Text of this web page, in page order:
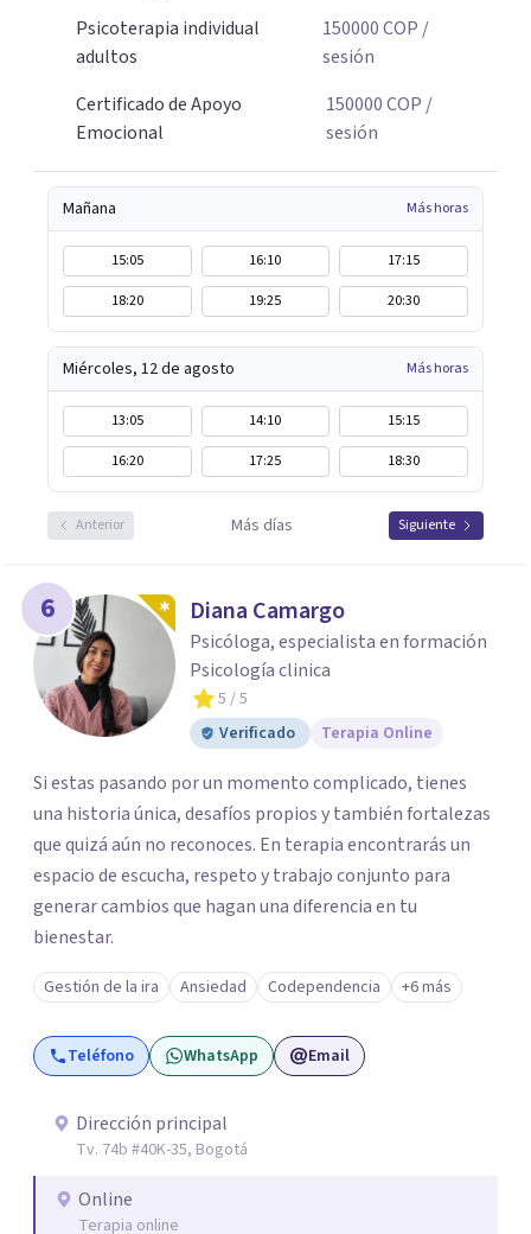
Psicoterapia individual
adultos
150000COP /
sesión
Certificado de Apoyo
Emocional
150000COP /
sesión
Mañana Más horas
15:05 16:10
17:15
18:20
19:25 20:30
Miércoles, 12 de agosto Más horas
13:05 14:10
15:15
16:20
17:25 18:30
Anterior Más días Siguiente
6 Diana Camargo
Psicóloga, especialista en formación
Psicología clinica
5 / 5
Verificado
Terapia Online
Si estas pasando por un momento complicado, tienes
una historia única, desafíos propios y también fortalezas
que quizá aún no reconoces. En terapia encontrarás un
espacio de escucha, respeto y trabajo conjunto para
generar cambios que hagan una diferencia en tu
bienestar.
Gestión de la ira Ansiedad Codependencia +6 más
Teléfono WhatsApp Email
Dirección principal
Tv. 74b #40K-35, Bogotá
Online
Terapia online